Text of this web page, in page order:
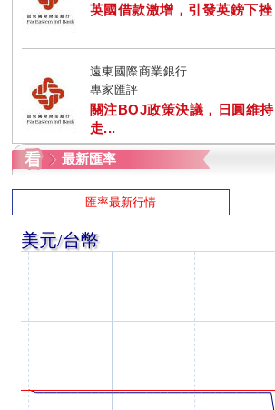
英國借款激增，引發英鎊下挫
遠東國際商業銀行
專家匯評
關注BOJ政策決議，日圓維持
走...
最新匯率
匯率最新行情
美元/台幣